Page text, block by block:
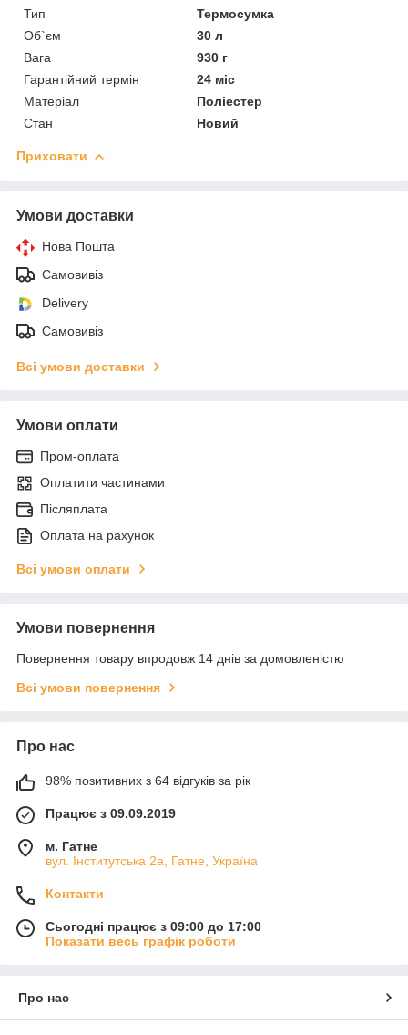
Тип
Термосумка
Об`єм
30 л
Вага
930 г
Гарантійний термін
24 міс
Матеріал
Поліестер
Стан
Новий
Приховати
Умови доставки
Нова Пошта
Самовивіз
Delivery
Самовивіз
Всі умови доставки
Умови оплати
Пром-оплата
Оплатити частинами
Післяплата
Оплата на рахунок
Всі умови оплати
Умови повернення
Повернення товару впродовж 14 днів за домовленістю
Всі умови повернення
Про нас
98% позитивних з 64 відгуків за рік
Працює з 09.09.2019
м. Гатне
вул. Інститутська 2а, Гатне, Україна
Контакти
Сьогодні працює з 09:00 до 17:00
Показати весь графік роботи
Про нас